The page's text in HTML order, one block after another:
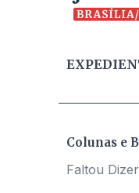
Colunas e
Faltou Dizer